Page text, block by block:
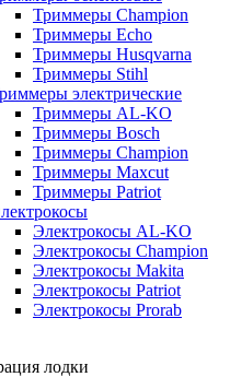
Триммеры Champion
Триммеры Echo
Триммеры Husqvarna
Триммеры Stihl
электрические
Триммеры AL-KO
Триммеры Bosch
Триммеры Champion
Триммеры Maxcut
Триммеры Patriot
Электрокосы AL-KO
Электрокосы Champion
Электрокосы Makita
Электрокосы Patriot
Электрокосы Prorab
лодки